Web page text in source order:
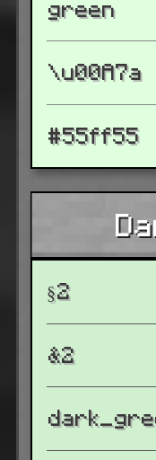
green
\u00A7a
#55ff55
§2
&2